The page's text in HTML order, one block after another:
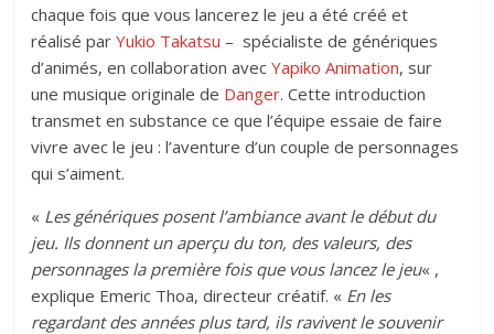
chaque fois que vous lancerez le jeu a été créé et
réalisé parYukio Takatsu – spécialiste de génériques
d’animés, en collaboration avecYapiko Animation, sur
une musique originale de Danger. Cette introduction
transmet en substance ce que l’équipe essaie de faire
vivre avec le jeu : l’aventure d’un couple de personnages
qui s’aiment.
« Les génériques posent l’ambiance avant le début du
jeu. Ils donnent un aperçu du ton, des valeurs, des
personnages la première fois que vous lancez le jeu« ,
explique Emeric Thoa, directeur créatif. « En les
regardant des années plus tard, ils ravivent le souvenir